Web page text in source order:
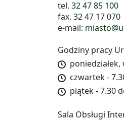
tel. 32 47 85 100
fax. 32 47 17 070
e-mail:
Godziny pracy
czwartek -
piątek - 7.30
Sala Obsługi